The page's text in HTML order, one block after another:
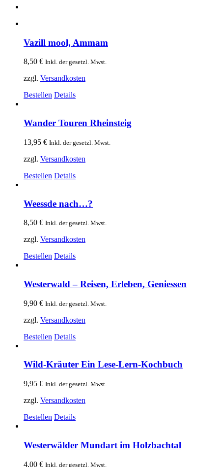
Vazill mool, Ammam
8,50 € Inkl. der gesetzl. Mwst.
zzgl. Versandkosten
Bestellen Details
Wander Touren Rheinsteig
13,95 € Inkl. der gesetzl. Mwst.
zzgl. Versandkosten
Bestellen Details
Weessde nach…?
8,50 € Inkl. der gesetzl. Mwst.
zzgl. Versandkosten
Bestellen Details
Westerwald – Reisen, Erleben, Geniessen
9,90 € Inkl. der gesetzl. Mwst.
zzgl. Versandkosten
Bestellen Details
Wild-Kräuter Ein Lese-Lern-Kochbuch
9,95 € Inkl. der gesetzl. Mwst.
zzgl. Versandkosten
Bestellen Details
Westerwälder Mundart im Holzbachtal
4,00 € Inkl. der gesetzl. Mwst.